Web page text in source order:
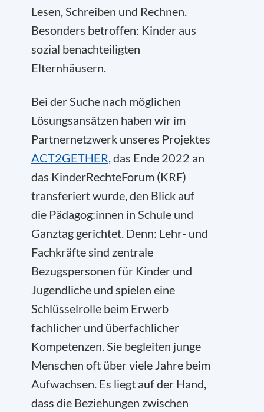
Lesen, Schreiben und Rechnen.
Besonders betroffen: Kinder aus
sozial benachteiligten
Elternhäusern.
Bei der Suche nach möglichen
Lösungsansätzen haben wir im
Partnernetzwerk unseres Projektes
ACT2GETHER, das Ende 2022 an
das KinderRechteForum (KRF)
transferiert wurde, den Blick auf
die Pädagog:innen in Schule und
Ganztag gerichtet. Denn: Lehr- und
Fachkräfte sind zentrale
Bezugspersonen für Kinder und
Jugendliche und spielen eine
Schlüsselrolle beim Erwerb
fachlicher und überfachlicher
Kompetenzen. Sie begleiten junge
Menschen oft über viele Jahre beim
Aufwachsen. Es liegt auf der Hand,
dass die Beziehungen zwischen